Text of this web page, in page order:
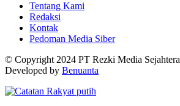
Tentang Kami
Redaksi
Kontak
Pedoman Media Siber
© Copyright 2024 PT Rezki Media
Developed by Benuanta